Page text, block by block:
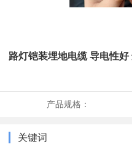
路灯铠装埋地电缆 导电性
产品规格：
关键词